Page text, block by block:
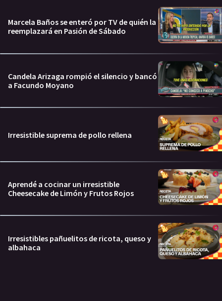
Marcela Baños se enteró por TV de quién la
reemplazará en Pasión de Sábado
Candela Arizaga rompió el silencio y bancó
a Facundo Moyano
Irresistible suprema de pollo rellena
Aprendé a cocinar un irresistible
Cheesecake de Limón y Frutos Rojos
Irresistibles pañuelitos de ricota, queso y
albahaca